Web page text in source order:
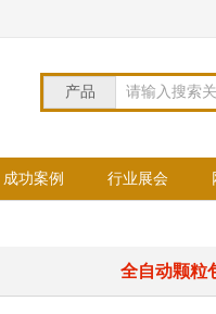
产品 请输入搜索
成功案例 行业展会
全自动颗粒